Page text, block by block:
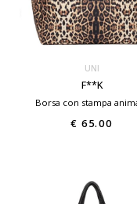
UNI
F**K
€ 65.00